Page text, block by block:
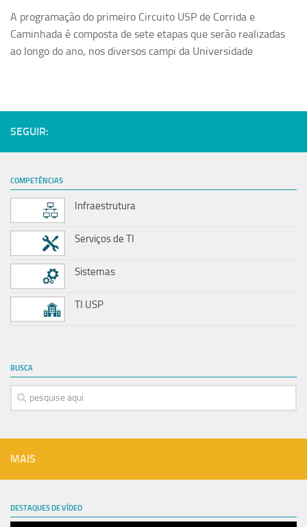
A programação do primeiro Circuito USP de Corrida e
Caminhada é composta de sete etapas que serão realizadas
ao longo do ano, nos diversos campi da Universidade
SEGUIR:
COMPETÊNCIAS
Infraestrutura
Serviços de TI
Sistemas
TI USP
BUSCA
MAIS
DESTAQUES DE VÍDEO